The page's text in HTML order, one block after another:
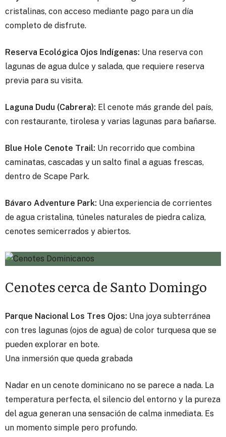
cristalinas, con acceso mediante pago para un día
completo de disfrute.
Reserva Ecológica Ojos Indígenas: Una reserva con
lagunas de agua dulce y salada, que requiere reserva
previa para su visita.
Laguna Dudu (Cabrera): El cenote más grande del país,
con restaurante, tirolesa y varias lagunas para bañarse.
Blue Hole Cenote Trail: Un recorrido que combina
caminatas, cascadas y un salto final a aguas frescas,
dentro de Scape Park.
Bávaro Adventure Park: Una experiencia de corrientes
de agua cristalina, túneles naturales de piedra caliza,
cenotes semicerrados y abiertos.
Cenotes cerca de Santo Domingo
Parque Nacional Los Tres Ojos: Una joya subterránea
con tres lagunas (ojos de agua) de color turquesa que se
pueden explorar en bote.
Una inmersión que queda grabada
Nadar en un cenote dominicano no se parece a nada. La
temperatura perfecta, el silencio del entorno y la pureza
del agua generan una sensación de calma inmediata. Es
un momento simple pero profundo.